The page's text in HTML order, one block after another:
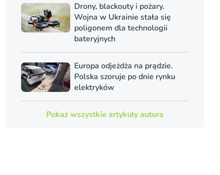
Drony, blackouty i pożary.
Wojna w Ukrainie stała się
poligonem dla technologii
bateryjnych
Europa odjeżdża na prądzie.
Polska szoruje po dnie rynku
elektryków
Pokaż wszystkie artykuły autora